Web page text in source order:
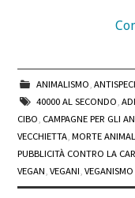
ANIMALISMO,
40000 AL SECONDO,
CIBO, CAMPAGNE PER GLI
VECCHIETTA,MORTE
PUBBLICITÀ CONTRO LA
VEGAN,VEGANI,VEGANISMO